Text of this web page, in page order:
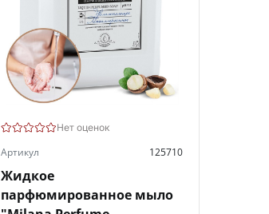
Нет оценок
Артикул 125710
Жидкое
парфюмированное мыло